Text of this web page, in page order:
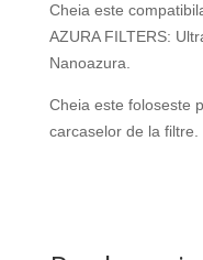
Cheia este
AZURA FILTERS:
Nanoazura.
Cheia este foloseste
carcaselor de la filtre.